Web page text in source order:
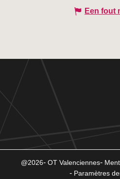
Een fout
@2026 OT Valenciennes
Paramètres